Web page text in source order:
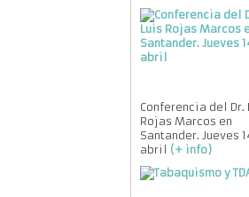
Conferencia del Dr.
Rojas Marcos en
Santander. Jueves
abril (+ info)